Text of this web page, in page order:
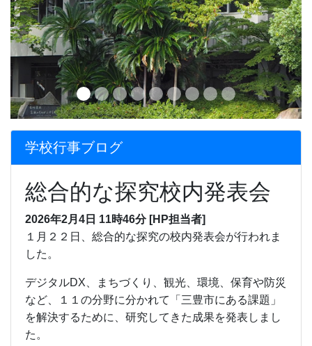
学校行事ブログ
総合的な探究校内発表会
2026年2月4日 11時46分 [HP担当者]
１月２２日、総合的な探究の校内発表会が行われま
した。
デジタルDX、まちづくり、観光、環境、保育や防災
など、１１の分野に分かれて「三豊市にある課題」
を解決するために、研究してきた成果を発表しまし
た。